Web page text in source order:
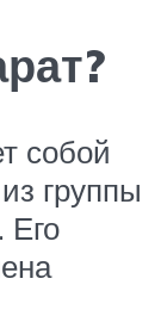
собой
группы
Его